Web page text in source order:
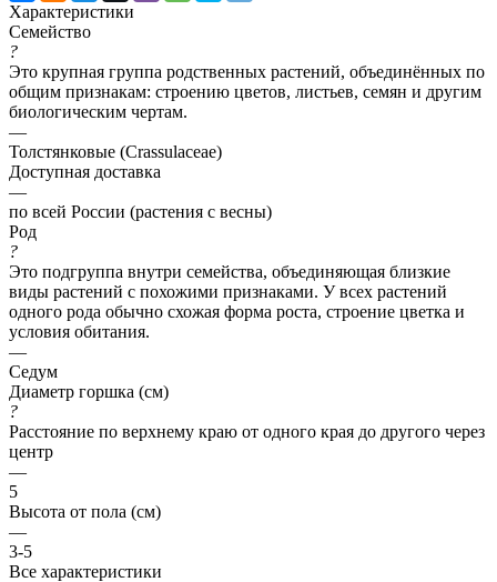
Характеристики
Семейство
?
Это крупная группа родственных растений, объединённых по
общим признакам: строению цветов, листьев, семян и другим
биологическим чертам.
—
Толстянковые (Crassulaceae)
Доступная доставка
—
по всей России (растения с весны)
Род
?
Это подгруппа внутри семейства, объединяющая близкие
виды растений с похожими признаками. У всех растений
одного рода обычно схожая форма роста, строение цветка и
условия обитания.
—
Седум
Диаметр горшка (см)
?
Расстояние по верхнему краю от одного края до другого через
центр
—
5
Высота от пола (см)
—
3-5
Все характеристики